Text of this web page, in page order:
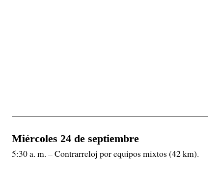
Miércoles 24 de septiembre
5:30 a. m. – Contrarreloj por equipos mixtos (42 km).